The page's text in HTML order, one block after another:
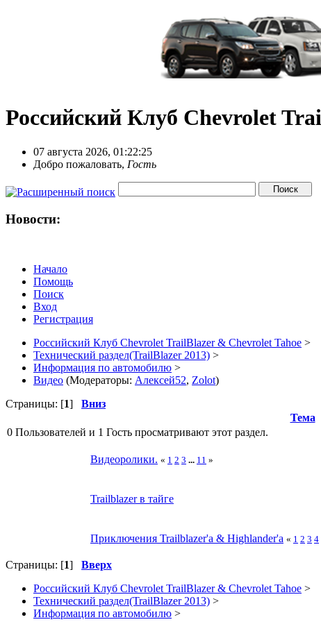
Российский Клуб Chevrolet
07 августа 2026, 01:22:25
Добро пожаловать, Гость
Новости:
Начало
Помощь
Поиск
Вход
Регистрация
Российский Клуб Chevrolet TrailBlazer & Chevrolet Tahoe >
Технический раздел(TrailBlazer 2013) >
Информация по автомобилю >
Видео (Модераторы: Алексей52, Zolot)
Страницы: [1] Вниз
Тема
0 Пользователей и 1 Гость просматривают этот раздел.
Видеоролики. « 1 2 3 ... 11 »
Trailblazer в тайге
Приключения Trailblazer'a & Highlander'a « 1 2 3 4
Страницы: [1] Вверх
Российский Клуб Chevrolet TrailBlazer & Chevrolet Tahoe >
Технический раздел(TrailBlazer 2013) >
Информация по автомобилю >